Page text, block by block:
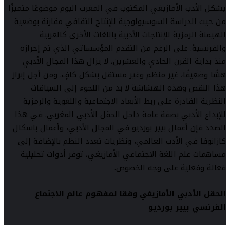
يشكل الأدب الأمازيغي المكتوب في المغرب اليوم موضوعًا متميزًا
من حيث الدراسة السوسيولوجية للإنتاج الثقافي مقارنة بوضعية
الهيمنة الرمزية للإنتاجات الأدبية باللغات الأخرى كالعربية
والفرنسية. على الرغم من التقدم المؤسساتي الذي تم إحرازه
منذ بداية القرن الحادي والعشرين، لا يزال هذا المجال الأدبي
هشًا وضعيفًا، غير منظم وغير مستقل بشكل كافٍ. ومن أجل إبراز
هذا النقص وهذه الهشاشة لا بد من اللجوء إلى السياقات
النظرية القادرة على ربط الأبعاد الاجتماعية واللغوية والرمزية
للإبداع الأدبي بصفة عامة داخل الحقل الأدبي المغربي. في هذا
الصدد فإن أعمال بيير بورديو في المجال الأدبي، وأعمال باسكال
كازانوفا في الأدب العالمي، ونظريات تعدد النظم بالإضافة إلى
مساهمات علم اللغة الاجتماعي الأمازيغي، توفر أدوات تحليلية
فعالة وفعلية على وجه الخصوص.
الحقل الأدبي الأمازيغي وفقا لمفهوم عالم الاجتماع
الفرنسي بيير بورديو